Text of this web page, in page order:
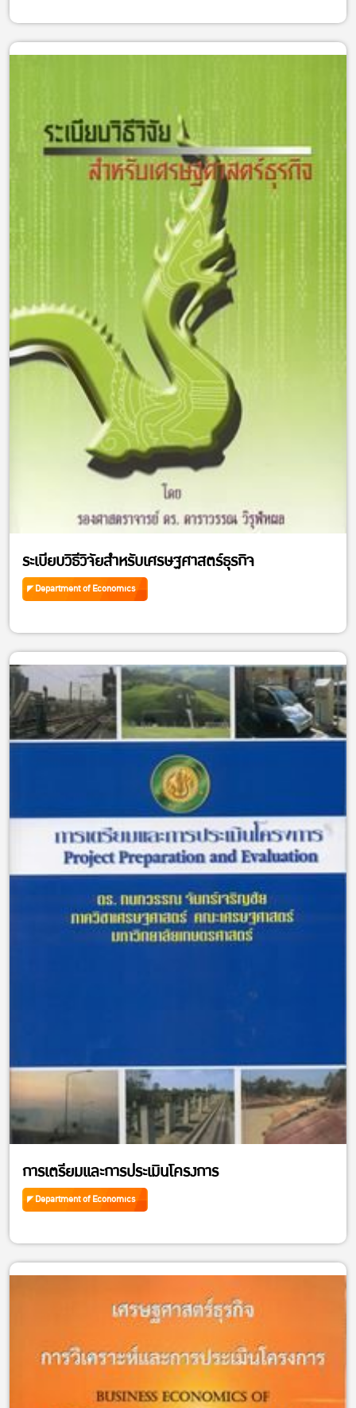
ระเบียบวิธีวิจัยสำหรับเศรษฐศาสตร์ธุรกิจ
Department of Economics
การเตรียมและการประเมินโครงการ
Department of Economics